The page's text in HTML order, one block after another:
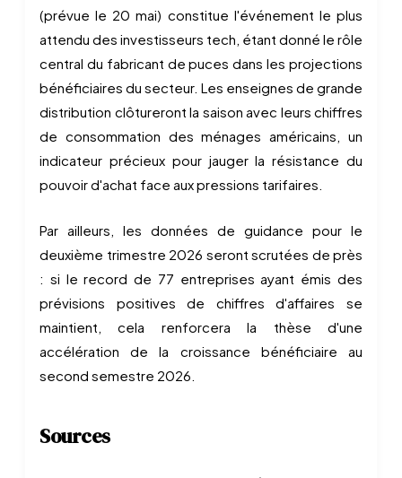
(prévue le 20 mai) constitue l'événement le plus
attendu des investisseurs tech, étant donné le rôle
central du fabricant de puces dans les projections
bénéficiaires du secteur. Les enseignes de grande
distribution clôtureront la saison avec leurs chiffres
de consommation des ménages américains, un
indicateur précieux pour jauger la résistance du
pouvoir d'achat face aux pressions tarifaires.
Par ailleurs, les données de guidance pour le
deuxième trimestre 2026 seront scrutées de près
: si le record de 77 entreprises ayant émis des
prévisions positives de chiffres d'affaires se
maintient, cela renforcera la thèse d'une
accélération de la croissance bénéficiaire au
second semestre 2026.
Sources